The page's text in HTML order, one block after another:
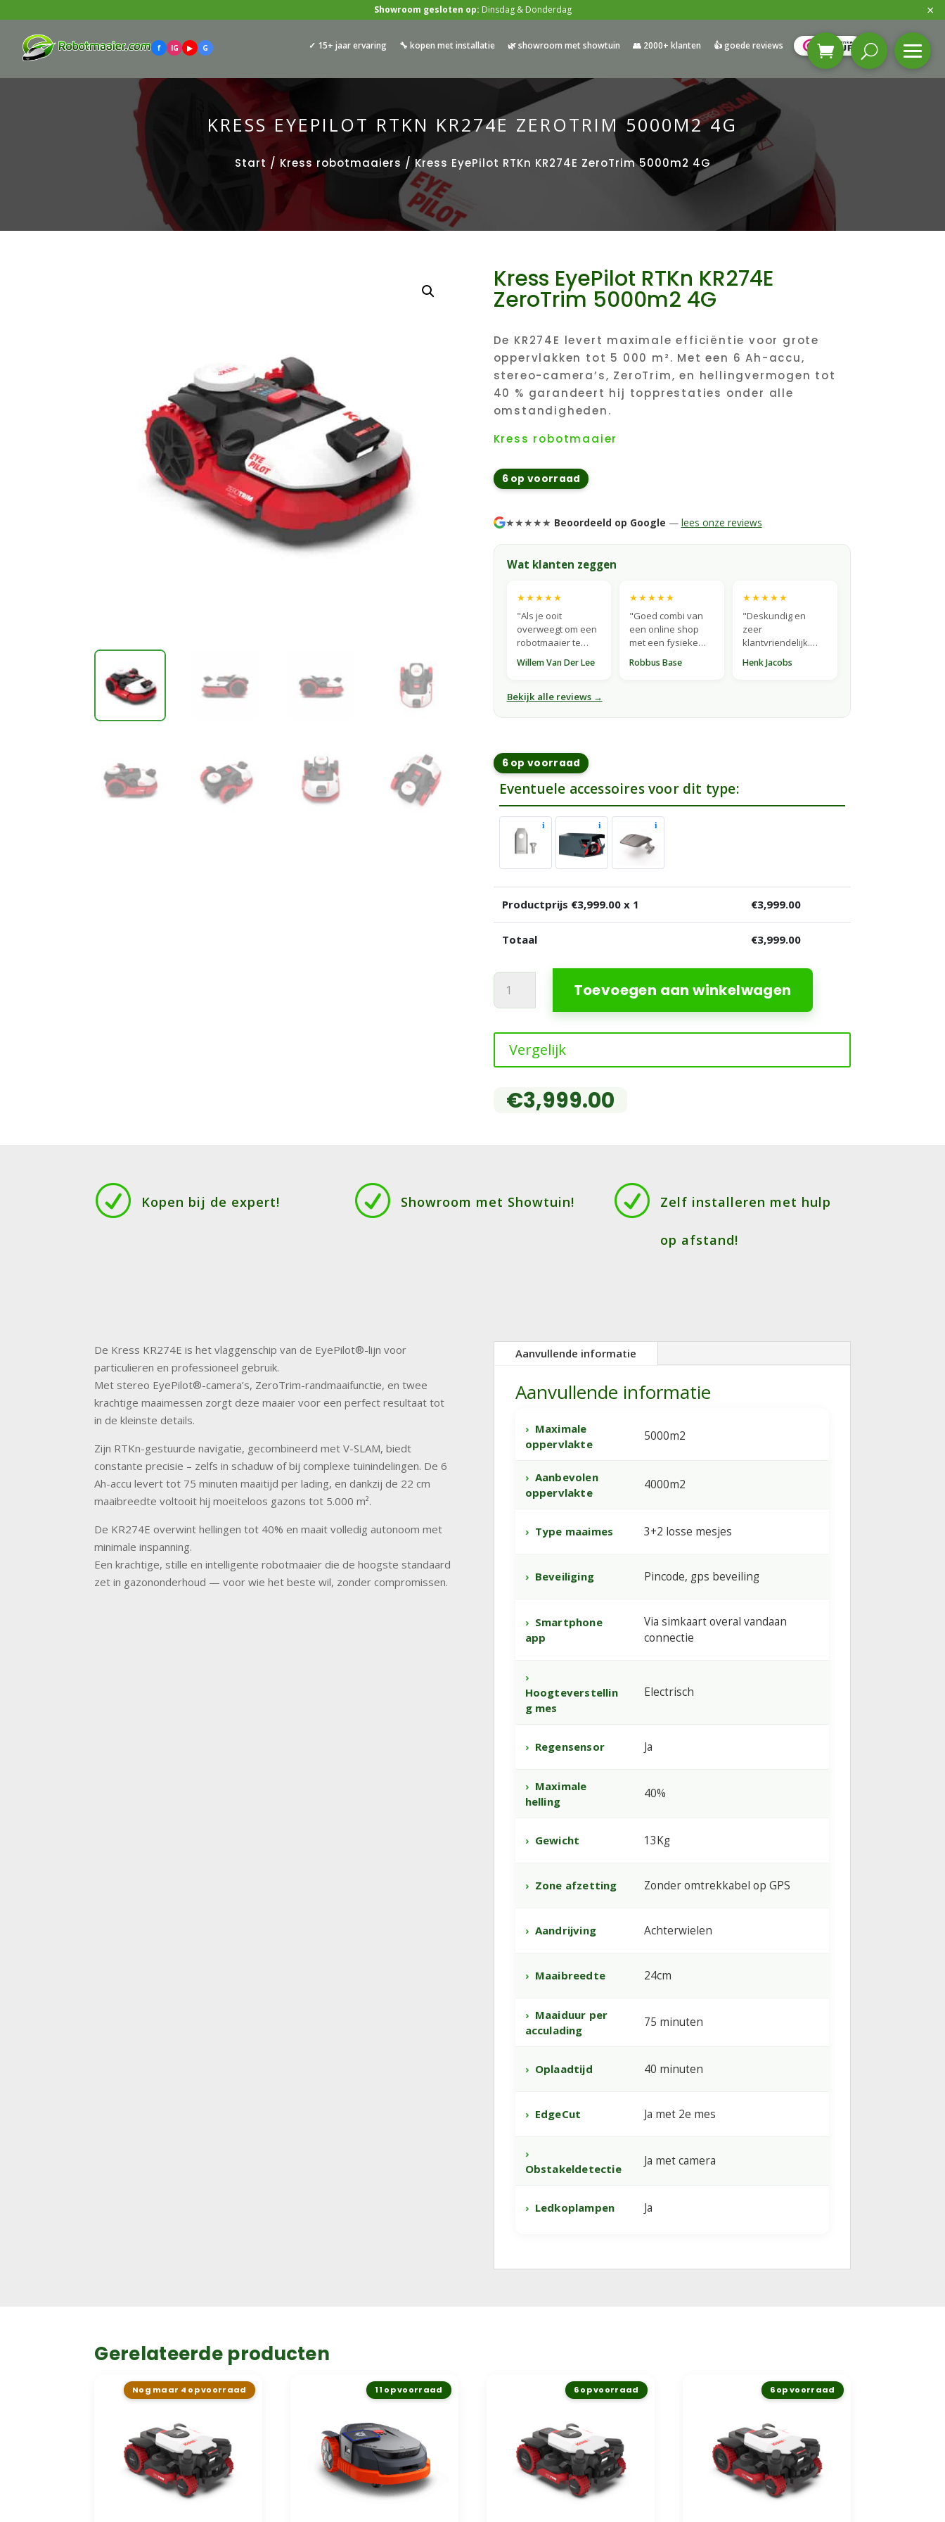
✓ 15+ jaar ervaring 🔧 kopen met installatie 🌿 showroom met showtuin 👥 2000+ klanten 👍 goede reviews
KRESS EYEPILOT RTKN KR274E ZEROTRIM 5000M2 4G
Start / Kress robotmaaiers / Kress EyePilot RTKn KR274E ZeroTrim 5000m2 4G
Kress EyePilot RTKn KR274E
ZeroTrim 5000m2 4G
★★★★★ Beoordeeld op Google — lees onze reviews
Wat klanten zeggen
★★★★★
"Als je ooit
overweegt om een
robotmaaier te
kopen, geloof mij,
doe dat bij dit
gewoon top."
Willem Van Der Lee
★★★★★
"Goed combi van
een online shop
met een fysieke
winkel waar je
demo's kan zien en
Robbus Base
★★★★★
"Deskundig en
zeer
klantvriendelijk.
Top!"
Henk Jacobs
Bekijk alle reviews →
De KR274E levert maximale efficiëntie voor grote
oppervlakken tot 5 000 m². Met een 6 Ah-accu,
stereo-camera’s, ZeroTrim, en hellingvermogen tot
40 % garandeert hij topprestaties onder alle
omstandigheden.
Kress robotmaaier
6 op voorraad
6 op voorraad
Eventuele accessoires voor dit type:
i i i
Productprijs €3,999.00x 1 €3,999.00
Totaal €3,999.00
Kress
EyePilot
KR274E
ZeroTrim
5000m2
aantal
Toevoegen aan winkelwagen
Vergelijk
€3,999.00
R Kopen bij de expert! R Showroom met Showtuin! R Zelf installeren met hulp
op afstand!
De Kress KR274E is het vlaggenschip van de EyePilot®-lijn voor
particulieren en professioneel gebruik.
Met stereo EyePilot®-camera’s, ZeroTrim-randmaaifunctie, en twee
krachtige maaimessen zorgt deze maaier voor een perfect resultaat tot
in de kleinste details.
Zijn RTKn-gestuurde navigatie, gecombineerd met V-SLAM, biedt
constante precisie – zelfs in schaduw of bij complexe tuinindelingen. De 6
Ah-accu levert tot 75 minuten maaitijd per lading, en dankzij de 22 cm
maaibreedte voltooit hij moeiteloos gazons tot 5.000 m².
De KR274E overwint hellingen tot 40% en maait volledig autonoom met
minimale inspanning.
Een krachtige, stille en intelligente robotmaaier die de hoogste standaard
zet in gazononderhoud — voor wie het beste wil, zonder compromissen.
Aanvullende informatie
Aanvullende informatie
Maximale
oppervlakte
5000m2
Aanbevolen
oppervlakte
4000m2
Type maaimes 3+2 losse mesjes
Beveiliging Pincode, gps beveiling
Smartphone
app
Via simkaart overal vandaan
connectie
Hoogteverstellin
g mes
Electrisch
Regensensor Ja
Maximale
helling
40%
Gewicht 13Kg
Zone afzetting Zonder omtrekkabel op GPS
Aandrijving Achterwielen
Maaibreedte 24cm
Maaiduur per
acculading
75 minuten
Oplaadtijd 40 minuten
EdgeCut Ja met 2e mes
Obstakeldetectie
Ja met camera
Ledkoplampen Ja
Gerelateerde producten
Nog maar 4 op voorraad 11 op voorraad 6 op voorraad 6 op voorraad
Showroom gesloten op: Dinsdag & Donderdag ×
f IG ▶ G